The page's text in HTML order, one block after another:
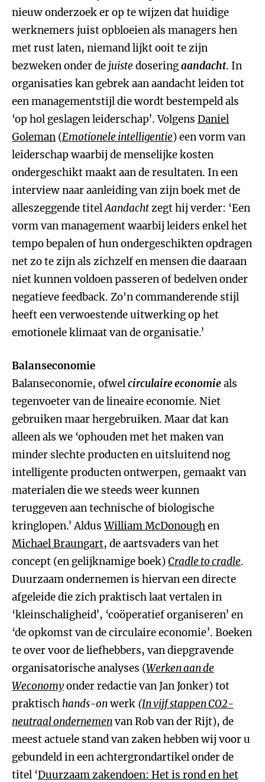
nieuw onderzoek er op te wijzen dat huidige
werknemers juist opbloeien als managers hen
met rust laten, niemand lijkt ooit te zijn
bezweken onder de juiste doseringaandacht. In
organisaties kan gebrek aan aandacht leiden tot
een managementstijl die wordt bestempeld als
‘op hol geslagen leiderschap’. Volgens Daniel
Goleman (Emotionele intelligentie) een vorm van
leiderschap waarbij de menselijke kosten
ondergeschikt maakt aan de resultaten. In een
interview naar aanleiding van zijn boek met de
alleszeggende titelAandachtzegt hij verder: ‘Een
vorm van management waarbij leiders enkel het
tempo bepalen of hun ondergeschikten opdragen
net zo te zijn als zichzelf en mensen die daaraan
niet kunnen voldoen passeren of bedelven onder
negatieve feedback. Zo'n commanderende stijl
heeft een verwoestende uitwerking op het
emotionele klimaat van de organisatie.’
Balanseconomie
Balanseconomie, ofwelcirculaire economieals
tegenvoeter van de lineaire economie. Niet
gebruiken maar hergebruiken. Maar dat kan
alleen als we ‘ophouden met het maken van
minder slechte producten en uitsluitend nog
intelligente producten ontwerpen, gemaakt van
materialen die we steeds weer kunnen
teruggeven aan technische of biologische
kringlopen.’ AldusWilliam McDonoughen
Michael Braungart, de aartsvaders van het
concept (en gelijknamige boek)Cradle to cradle.
Duurzaam ondernemen is hiervan een directe
afgeleide die zich praktisch laat vertalen in
‘kleinschaligheid’, ‘coöperatief organiseren’ en
‘de opkomst van de circulaire economie’. Boeken
te over voor de liefhebbers, van diepgravende
organisatorische analyses (Werken aan de
Weconomyonder redactie van Jan Jonker) tot
praktischhands-onwerk (In vijf stappen CO2-
neutraal ondernemenvan Rob van der Rijt), de
meest actuele stand van zaken hebben wij voor u
gebundeld in een achtergrondartikel onder de
titel ‘Duurzaam zakendoen: Het is rond en het